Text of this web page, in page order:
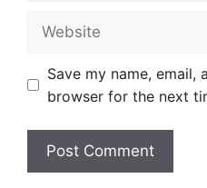
Save my name, email,
browser for the next